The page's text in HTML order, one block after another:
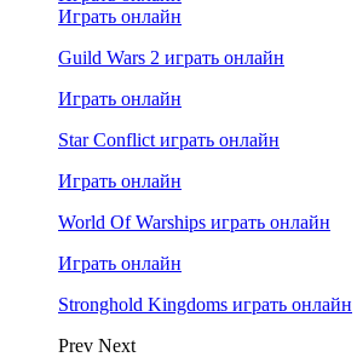
Играть онлайн
Guild Wars 2 играть онлайн
Играть онлайн
Star Conflict играть онлайн
Играть онлайн
World Of Warships играть онлайн
Играть онлайн
Stronghold Kingdoms играть онлайн
Prev Next